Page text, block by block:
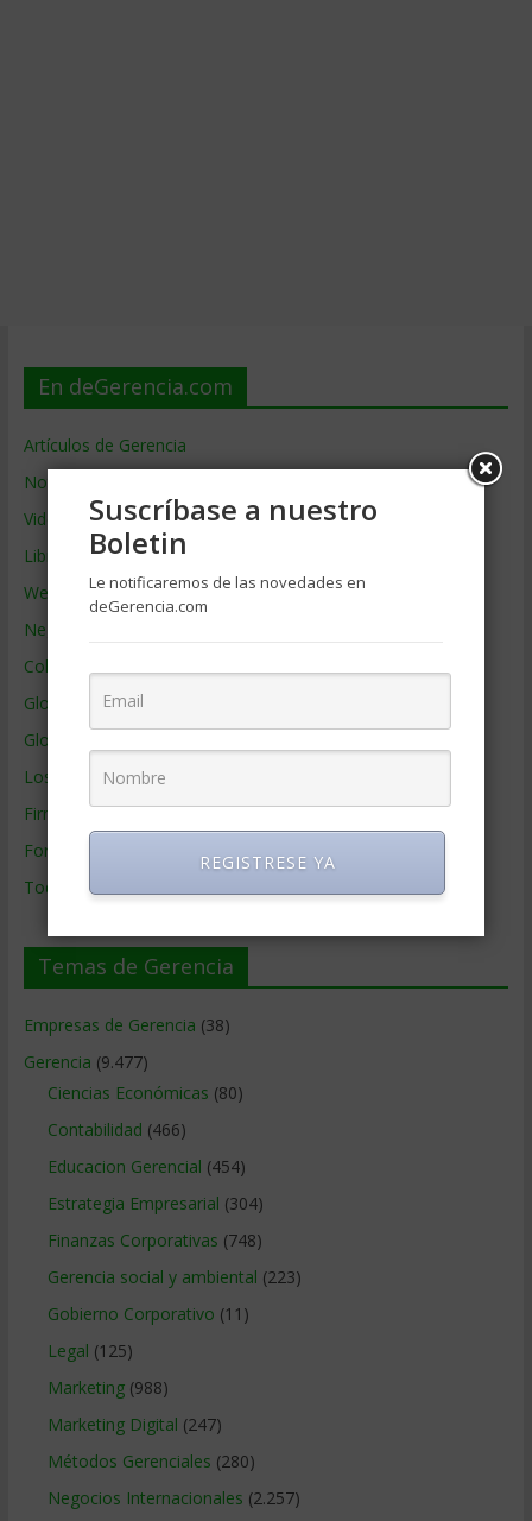
En deGerencia.com
Artículos de Gerencia
Noticias de Gerencia
Videos de Gerencia
Libros de Gerencia
Webs de Gerencia
Negocios por País
Colaboradores de Gerencia
Glosario
Glosario Inglés – Español
Los mejores MBA
Firmas de Gerencia
Formación de Gerencia
Todos los Temas
Temas de Gerencia
Empresas de Gerencia (38)
Gerencia (9.477)
Ciencias Económicas (80)
Contabilidad (466)
Educacion Gerencial (454)
Estrategia Empresarial (304)
Finanzas Corporativas (748)
Gerencia social y ambiental (223)
Gobierno Corporativo (11)
Legal (125)
Marketing(988)
Marketing Digital (247)
Métodos Gerenciales (280)
Negocios Internacionales (2.257)
Suscríbase a nuestro
Boletin
Le notificaremos de las novedades en
deGerencia.com
REGISTRESE YA